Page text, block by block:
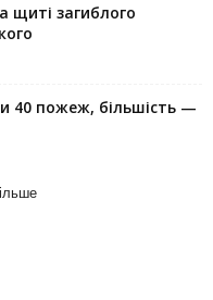
щиті загиблого
40 пожеж, більшість —